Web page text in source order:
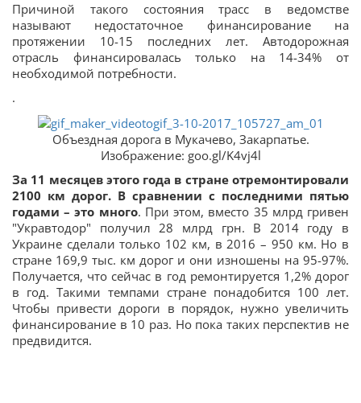
Причиной такого состояния трасс в ведомстве
называют недостаточное финансирование на
протяжении 10-15 последних лет. Автодорожная
отрасль финансировалась только на 14-34% от
необходимой потребности.
.
Объездная дорога в Мукачево, Закарпатье.
Изображение: goo.gl/K4vj4l
За 11 месяцев этого года в стране отремонтировали
2100 км дорог. В сравнении с последними пятью
годами – это много. При этом, вместо 35 млрд гривен
"Укравтодор" получил 28 млрд грн. В 2014 году в
Украине сделали только 102 км, в 2016 – 950 км. Но в
стране 169,9 тыс. км дорог и они изношены на 95-97%.
Получается, что сейчас в год ремонтируется 1,2% дорог
в год. Такими темпами стране понадобится 100 лет.
Чтобы привести дороги в порядок, нужно увеличить
финансирование в 10 раз. Но пока таких перспектив не
предвидится.